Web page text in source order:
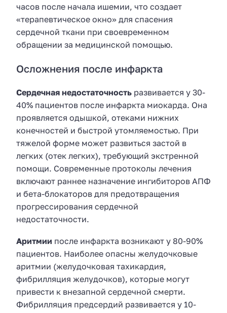
часов после начала ишемии, что создает
«терапевтическое окно» для спасения
сердечной ткани при своевременном
обращении за медицинской помощью.
Осложнения после инфаркта
Сердечная недостаточность развивается у 30-
40% пациентов после инфаркта миокарда. Она
проявляется одышкой, отеками нижних
конечностей и быстрой утомляемостью. При
тяжелой форме может развиться застой в
легких (отек легких), требующий экстренной
помощи. Современные протоколы лечения
включают раннее назначение ингибиторов АПФ
и бета-блокаторов для предотвращения
прогрессирования сердечной
недостаточности.
Аритмии после инфаркта возникают у 80-90%
пациентов. Наиболее опасны желудочковые
аритмии (желудочковая тахикардия,
фибрилляция желудочков), которые могут
привести к внезапной сердечной смерти.
Фибрилляция предсердий развивается у 10-